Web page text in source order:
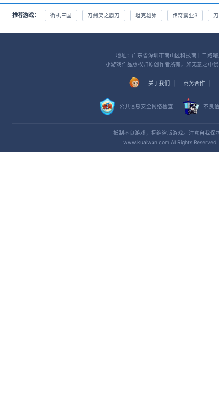
推荐游戏： 街机三国 刀剑笑之霸刀 坦克雄师 传奇霸业3
地址：广东省深圳市南山区科技南十二
小游戏作品版权归原创作者所有，如无意之中
关于我们 商务合作
公共信息安全网络检查 不良
抵制不良游戏，拒绝盗版游戏。注意自我保
www.kuaiwan.com All Rights